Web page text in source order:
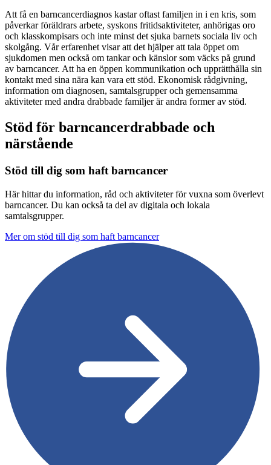
Att få en barncancerdiagnos kastar oftast familjen in i en kris, som
påverkar föräldrars arbete, syskons fritidsaktiviteter, anhörigas oro
och klasskompisars och inte minst det sjuka barnets sociala liv och
skolgång. Vår erfarenhet visar att det hjälper att tala öppet om
sjukdomen men också om tankar och känslor som väcks på grund
av barncancer. Att ha en öppen kommunikation och upprätthålla sin
kontakt med sina nära kan vara ett stöd. Ekonomisk rådgivning,
information om diagnosen, samtalsgrupper och gemensamma
aktiviteter med andra drabbade familjer är andra former av stöd.
Stöd för barncancerdrabbade och
närstående
Stöd till dig som haft barncancer
Här hittar du information, råd och aktiviteter för vuxna som överlevt
barncancer. Du kan också ta del av digitala och lokala
samtalsgrupper.
Mer om stöd till dig som haft barncancer